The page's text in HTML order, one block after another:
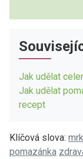
Jak udělat
Jak udělat
recept
Klíčová slova:
pomazánka